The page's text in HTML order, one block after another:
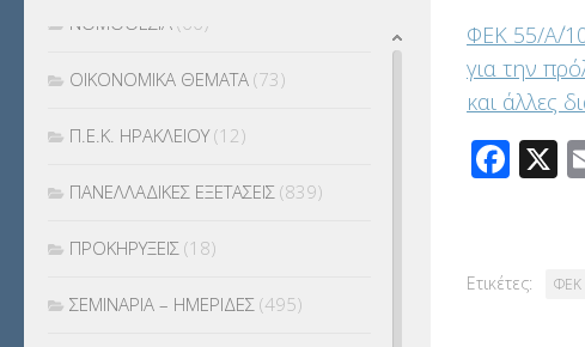
ΦΕΚ 55/Α΄/
για την
και άλλες
X
Ετικέτες: ΦΕΚ
ΝΟΜΟΘΕΣΙΑ (66)
ΟΙΚΟΝΟΜΙΚΑ ΘΕΜΑΤΑ (73)
Π.Ε.Κ. ΗΡΑΚΛΕΙΟΥ(12)
ΠΑΝΕΛΛΑΔΙΚΕΣ ΕΞΕΤΑΣΕΙΣ (839)
ΠΡΟΚΗΡΥΞΕΙΣ (18)
ΣΕΜΙΝΑΡΙΑ – ΗΜΕΡΙΔΕΣ (495)